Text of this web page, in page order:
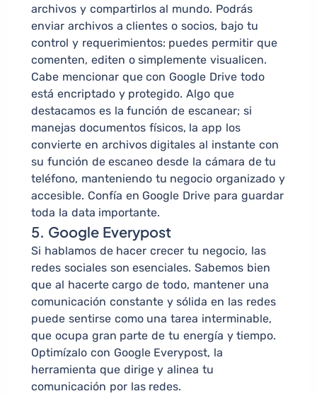
archivos y compartirlos al mundo. Podrás
enviar archivos a clientes o socios, bajo tu
control y requerimientos: puedes permitir que
comenten, editen o simplemente visualicen.
Cabe mencionar que con Google Drive todo
está encriptado y protegido. Algo que
destacamos es la función de escanear; si
manejas documentos físicos, la app los
convierte en archivos digitales al instante con
su función de escaneo desde la cámara de tu
teléfono, manteniendo tu negocio organizado y
accesible. Confía en Google Drive para guardar
toda la data importante.
5. Google Everypost
Si hablamos de hacer crecer tu negocio, las
redes sociales son esenciales. Sabemos bien
que al hacerte cargo de todo, mantener una
comunicación constante y sólida en las redes
puede sentirse como una tarea interminable,
que ocupa gran parte de tu energía y tiempo.
Optimízalo con Google Everypost, la
herramienta que dirige y alinea tu
comunicación por las redes.